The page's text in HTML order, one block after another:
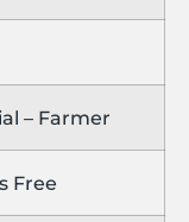
– Farmer
Free